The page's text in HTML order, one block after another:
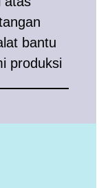
bantu
produksi